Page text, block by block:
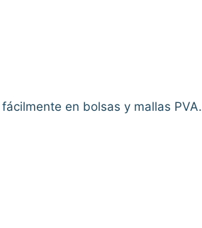
en bolsas y mallas PVA.